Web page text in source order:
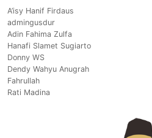
A’isy Hanif Firdaus
admingusdur
Adin Fahima Zulfa
Hanafi Slamet Sugiarto
Donny WS
Dendy Wahyu Anugrah
Fahrullah
Rati Madina